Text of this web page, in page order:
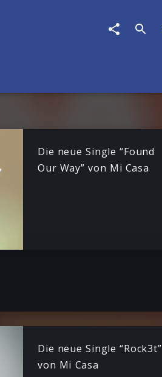
Die neue Single “Found
Our Way” von Mi Casa
Die neue Single “Rock3t”
von Mi Casa